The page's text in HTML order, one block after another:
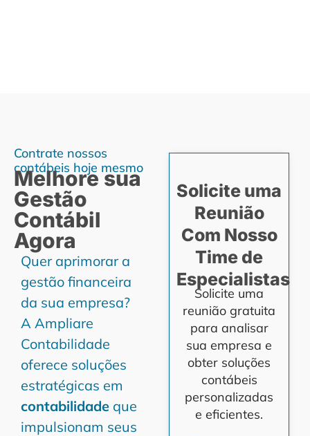
Contrate nossos
contábeis hoje mesmo
Melhore sua
Gestão
Contábil
Agora
Quer aprimorar a
gestão financeira
da sua empresa?
A Ampliare
Contabilidade
oferece soluções
estratégicas em
contabilidade que
impulsionam seus
Solicite uma
Reunião
Com Nosso
Time de
Especialistas
Solicite uma
reunião gratuita
para analisar
sua empresa e
obter soluções
contábeis
personalizadas
e eficientes.